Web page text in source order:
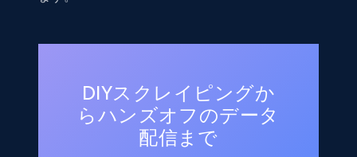
DIYスクレイピングか
らハンズオフのデータ
配信まで